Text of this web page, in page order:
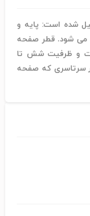
شده است: پایه و
می شود. قطر صفحه
80 سانتی‌متر است و ظرفیت شش تا
سرتاسری که صفحه